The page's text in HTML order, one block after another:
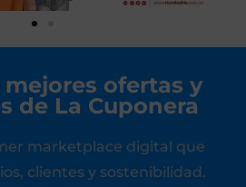
mejores ofertas y
de La Cuponera
marketplace digital que
clientes y sostenibilidad.